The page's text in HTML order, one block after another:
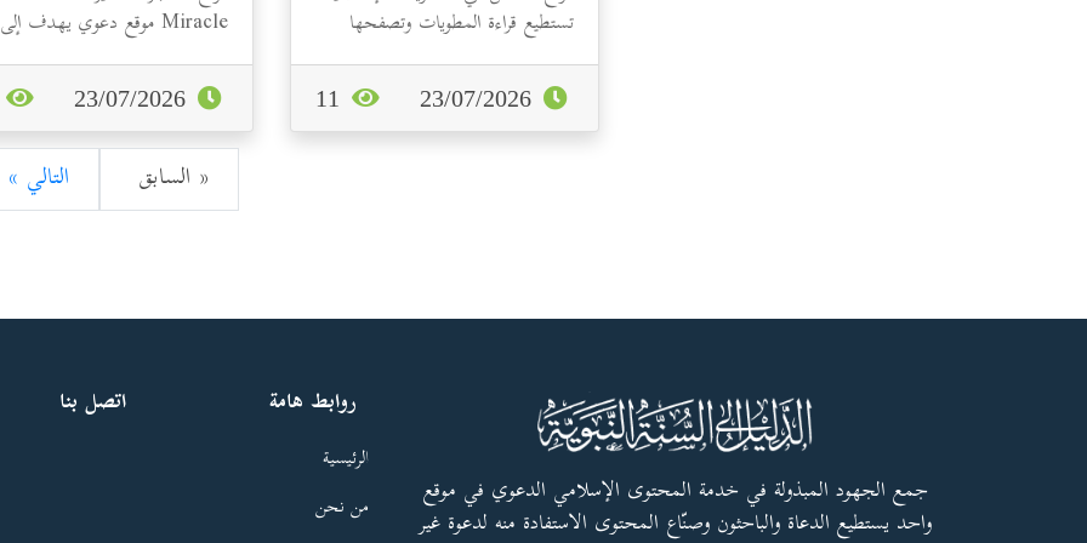
تستطيع قراءة المطويات وتصفحها
والبحث فيها،...
Miracle موقع دعوي يهدف إلى
توعية المسلمين ودعوة غير
المسلمين.رابط...
« السابق التالي »
جمع الجهود المبذولة في خدمة المحتوى الإسلامي الدعوي في موقع
واحد يستطيع الدعاة والباحثون وصنّاع المحتوى الاستفادة منه لدعوة غير
روابط هامة
الرئيسية
من نحن
اتصل بنا